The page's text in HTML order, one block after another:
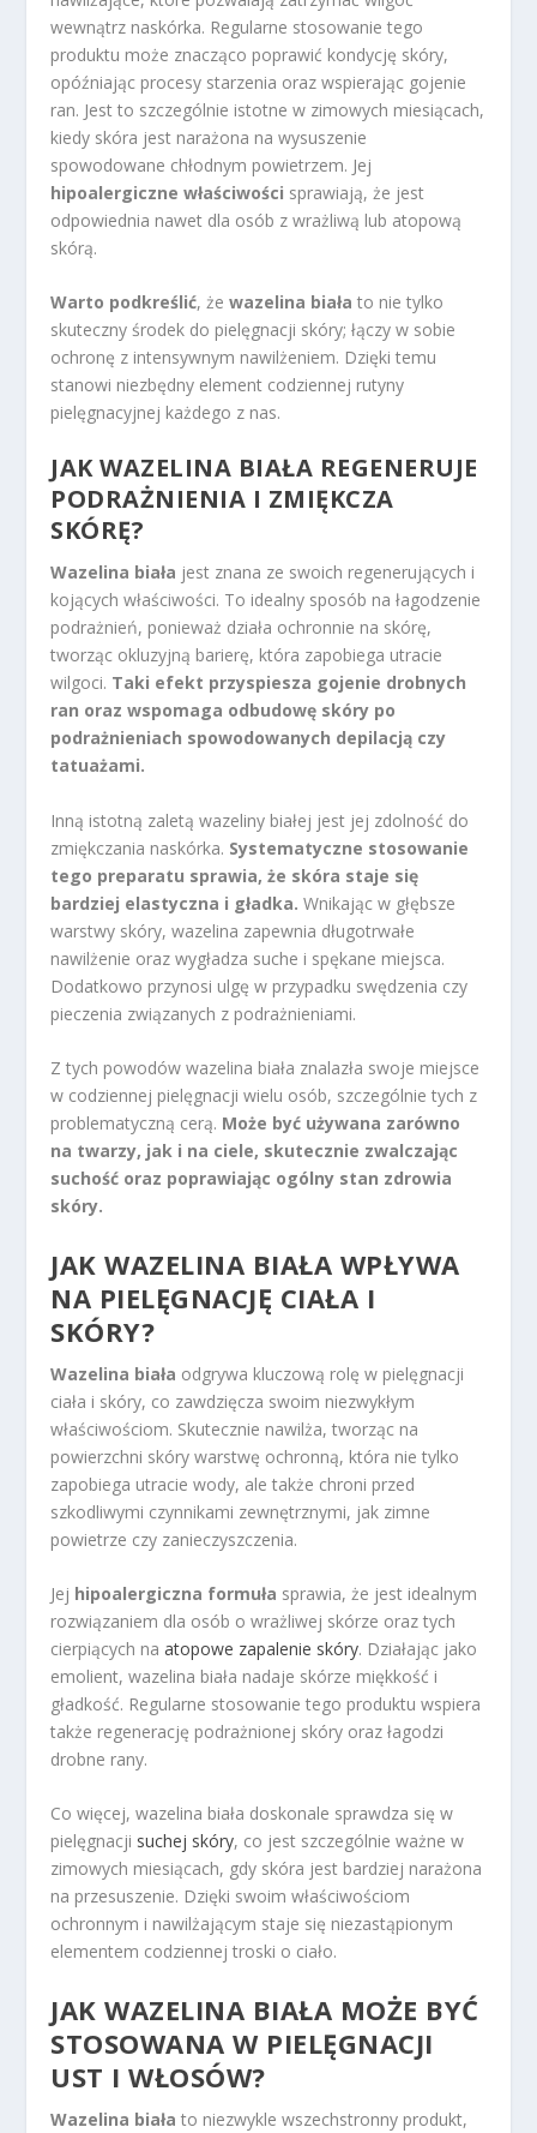
wewnątrz naskórka. Regularne stosowanie tego
produktu może znacząco poprawić kondycję skóry,
opóźniając procesy starzenia oraz wspierając gojenie
ran. Jest to szczególnie istotne w zimowych miesiącach,
kiedy skóra jest narażona na wysuszenie
spowodowane chłodnym powietrzem. Jej
hipoalergiczne właściwości sprawiają, że jest
odpowiednia nawet dla osób z wrażliwą lub atopową
skórą.
Warto podkreślić, żewazelina biała to nie tylko
skuteczny środek do pielęgnacji skóry; łączy w sobie
ochronę z intensywnym nawilżeniem. Dzięki temu
stanowi niezbędny element codziennej rutyny
pielęgnacyjnej każdego z nas.
JAK WAZELINA BIAŁA REGENERUJE
PODRAŻNIENIA I ZMIĘKCZA
SKÓRĘ?
Wazelina biała jest znana ze swoich regenerujących i
kojących właściwości. To idealny sposób na łagodzenie
podrażnień, ponieważ działa ochronnie na skórę,
tworząc okluzyjną barierę, która zapobiega utracie
wilgoci. Taki efekt przyspiesza gojenie drobnych
ran oraz wspomaga odbudowę skóry po
podrażnieniach spowodowanych depilacją czy
tatuażami.
Inną istotną zaletą wazeliny białej jest jej zdolność do
zmiękczania naskórka. Systematyczne stosowanie
tego preparatu sprawia, że skóra staje się
bardziej elastyczna i gładka. Wnikając w głębsze
warstwy skóry, wazelina zapewnia długotrwałe
nawilżenie oraz wygładza suche i spękane miejsca.
Dodatkowo przynosi ulgę w przypadku swędzenia czy
pieczenia związanych z podrażnieniami.
Z tych powodów wazelina biała znalazła swoje miejsce
w codziennej pielęgnacji wielu osób, szczególnie tych z
problematyczną cerą. Może być używana zarówno
na twarzy, jak i na ciele, skutecznie zwalczając
suchość oraz poprawiając ogólny stan zdrowia
skóry.
JAK WAZELINA BIAŁA WPŁYWA
NA PIELĘGNACJĘ CIAŁA I
SKÓRY?
Wazelina biała odgrywa kluczową rolę w pielęgnacji
ciała i skóry, co zawdzięcza swoim niezwykłym
właściwościom. Skutecznie nawilża, tworząc na
powierzchni skóry warstwę ochronną, która nie tylko
zapobiega utracie wody, ale także chroni przed
szkodliwymi czynnikami zewnętrznymi, jak zimne
powietrze czy zanieczyszczenia.
Jej hipoalergiczna formuła sprawia, że jest idealnym
rozwiązaniem dla osób o wrażliwej skórze oraz tych
cierpiących naatopowe zapalenie skóry. Działając jako
emolient, wazelina biała nadaje skórze miękkość i
gładkość. Regularne stosowanie tego produktu wspiera
także regenerację podrażnionej skóry oraz łagodzi
drobne rany.
Co więcej, wazelina biała doskonale sprawdza się w
pielęgnacji suchej skóry, co jest szczególnie ważne w
zimowych miesiącach, gdy skóra jest bardziej narażona
na przesuszenie. Dzięki swoim właściwościom
ochronnym i nawilżającym staje się niezastąpionym
elementem codziennej troski o ciało.
JAK WAZELINA BIAŁA MOŻE BYĆ
STOSOWANA W PIELĘGNACJI
UST I WŁOSÓW?
Wazelina biała to niezwykle wszechstronny produkt,